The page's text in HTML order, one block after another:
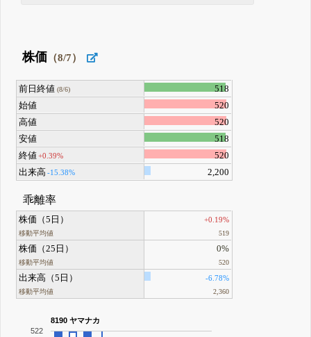
株価 （8/7）
前日終値 (8/6)
518
始値
520
高値
520
安値
518
終値+0.39%
520
出来高 -15.38% 2,200
乖離率
株価（5日）
移動平均値
+0.19%
519
株価（25日）
移動平均値
0%
520
出来高（5日）
移動平均値
-6.78%
2,360
8190 ヤマナカ
522